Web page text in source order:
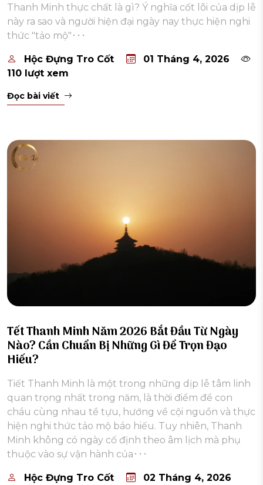
Thanh Minh thực chất là gì? Ý nghĩa cốt lõi của dịp lễ
này ra sao và người hiện đại ngày nay thực hiện nghi
thức "tảo mộ"･･･
Hộc Đựng Tro Cốt
01 Tháng 4, 2026
110 lượt xem
Đọc bài viết
Tết Thanh Minh Năm 2026 Bắt Đầu Từ Ngày
Nào? Cần Chuẩn Bị Những Gì Để Trọn Đạo
Hiếu?
Tiết Thanh Minh là một trong những dịp lễ tâm linh
quan trọng nhất trong năm, là thời điểm để con
cháu cùng nhau tề tựu, hướng về cội nguồn và thực
hiện nghi thức tảo mộ báo hiếu. Tuy nhiên, Thanh
Minh không có ngày cố định theo âm lịch mà phụ
thuộc vào sự vận hành của･･･
Hộc Đựng Tro Cốt
02 Tháng 4, 2026